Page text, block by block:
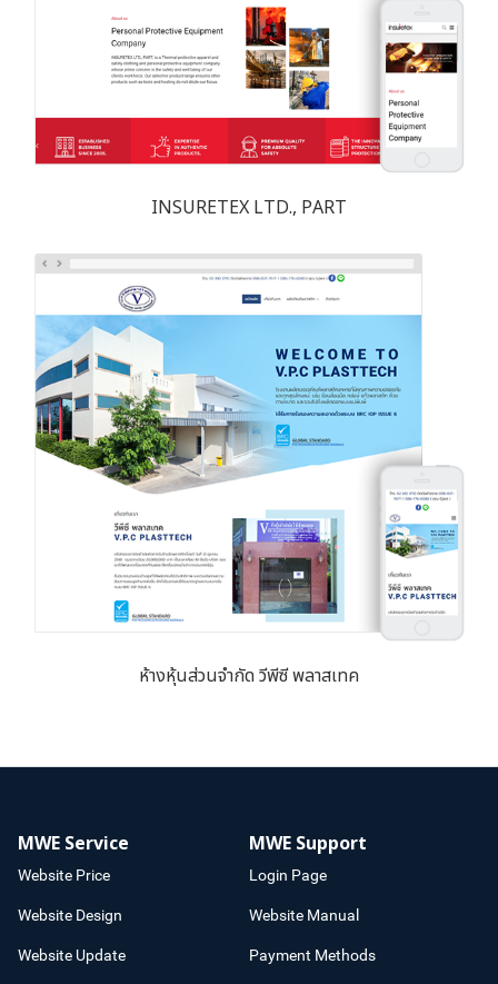
INSURETEX LTD., PART
ห้างหุ้นส่วนจำกัด วีพีซี พลาสเทค
MWE Service
Website Price
Website Design
Website Update
MWE Support
Login Page
Website Manual
Payment Methods